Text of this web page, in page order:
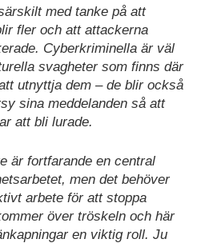
med tanke på att
fler och att attackerna
Cyberkriminella är väl
svagheter som finns där
utnyttja dem – de blir också
sina meddelanden så att
att bli lurade.
är fortfarande en central
men det behöver
arbete för att stoppa
över tröskeln och här
en viktig roll. Ju